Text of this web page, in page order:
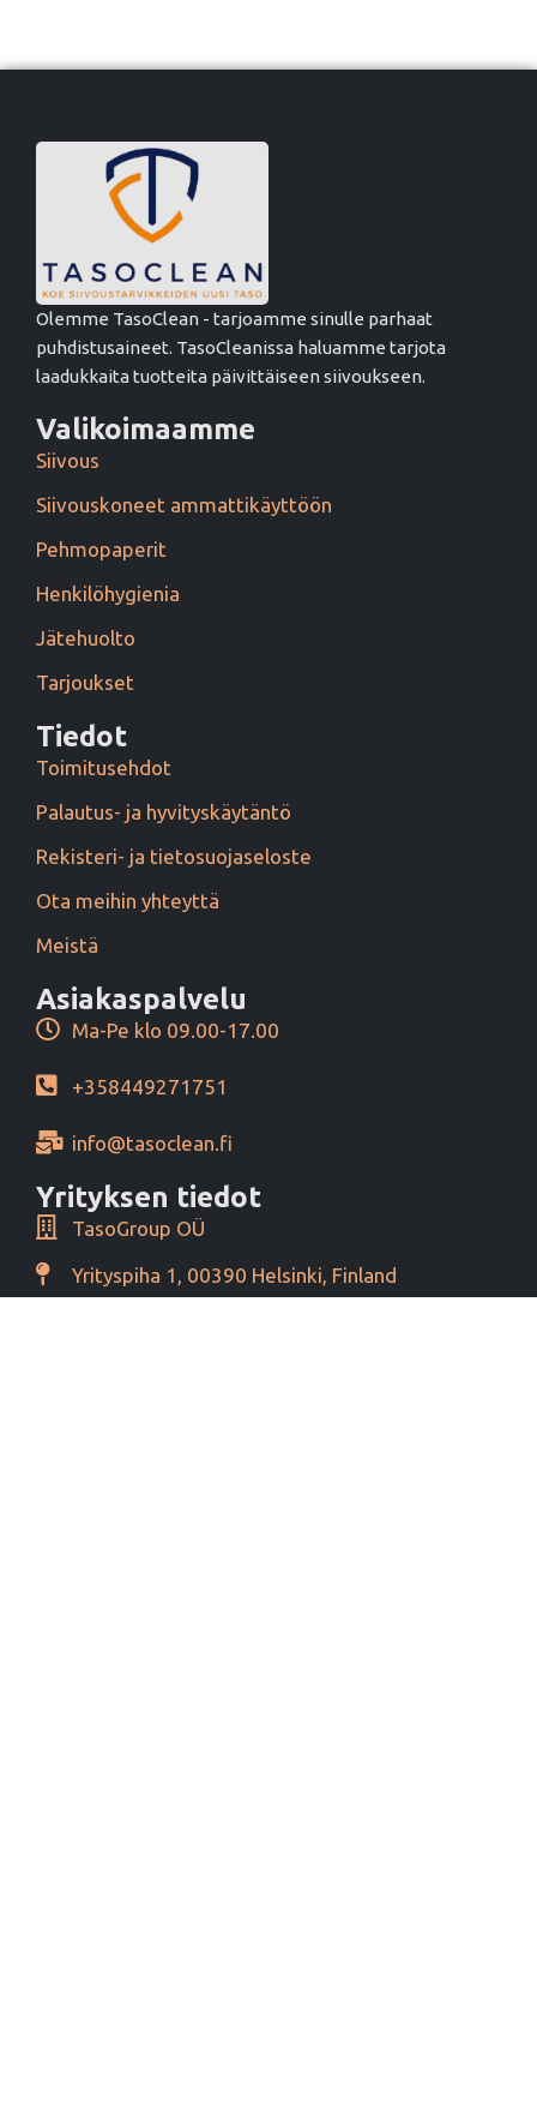
Olemme TasoClean - tarjoamme sinulle parhaat
puhdistusaineet. TasoCleanissa haluamme tarjota
laadukkaita tuotteita päivittäiseen siivoukseen.
Valikoimaamme
Siivous
Siivouskoneet ammattikäyttöön
Pehmopaperit
Henkilöhygienia
Jätehuolto
Tarjoukset
Tiedot
Toimitusehdot
Palautus- ja hyvityskäytäntö
Rekisteri- ja tietosuojaseloste
Ota meihin yhteyttä
Meistä
Asiakaspalvelu
Ma-Pe klo 09.00-17.00
+358449271751
info@tasoclean.fi
Yrityksen tiedot
TasoGroup OÜ
Yrityspiha 1, 00390 Helsinki, Finland